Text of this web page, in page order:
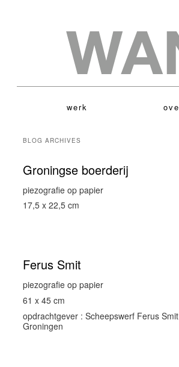
werk
BLOG ARCHIVES
Groningse boerderij
piezografie op papier
17,5 x 22,5 cm
Ferus Smit
piezografie op papier
61 x 45 cm
opdrachtgever : Scheepswerf Ferus
Groningen